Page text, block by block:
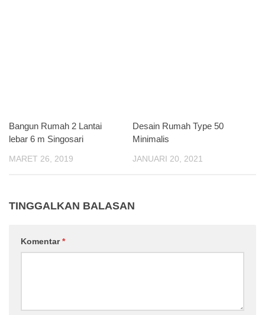
Bangun Rumah 2 Lantai
lebar 6 m Singosari
MARET 26, 2019
Desain Rumah Type 50
Minimalis
JANUARI 20, 2021
TINGGALKAN BALASAN
Komentar*